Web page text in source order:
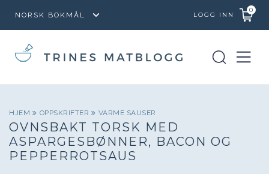
LOGG INN
0
HJEM OPPSKRIFTER VARME SAUSER
OVNSBAKT TORSK MED
ASPARGESBØNNER, BACON OG
PEPPERROTSAUS